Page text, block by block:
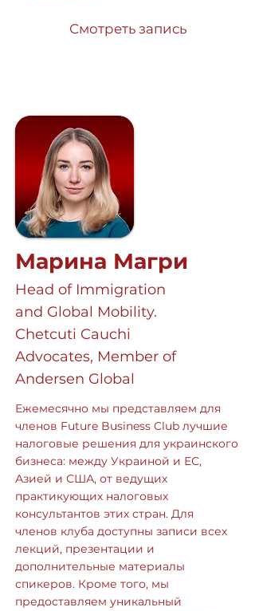
Смотреть запись
Марина Магри
Head of Immigration
and Global Mobility.
Chetcuti Cauchi
Advocates, Member of
Andersen Global
Ежемесячно мы представляем для
членов Future Business Club лучшие
налоговые решения для украинского
бизнеса: между Украиной и ЕС,
Азией и США, от ведущих
практикующих налоговых
консультантов этих стран. Для
членов клуба доступны записи всех
лекций, презентации и
дополнительные материалы
спикеров. Кроме того, мы
предоставляем уникальный